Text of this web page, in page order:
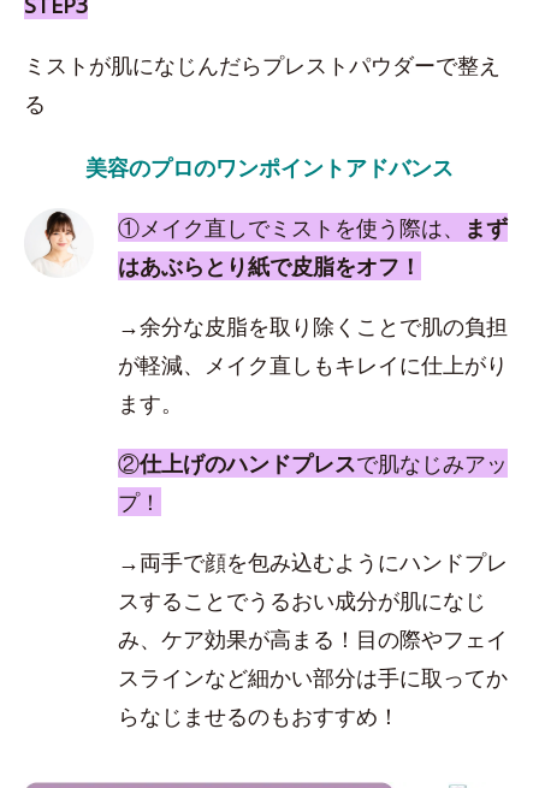
ミストが肌になじんだらプレストパウダーで整え
る
美容のプロのワンポイントアドバンス
①メイク直しでミストを使う際は、
まず
はあぶらとり紙で皮脂をオフ！
→余分な皮脂を取り除くことで肌の負担
が軽減、メイク直しもキレイに仕上がり
ます。
②仕上げのハンドプレスで肌なじみアッ
プ！
→両手で顔を包み込むようにハンドプレ
スすることでうるおい成分が肌になじ
み、ケア効果が高まる！目の際やフェイ
スラインなど細かい部分は手に取ってか
らなじませるのもおすすめ！